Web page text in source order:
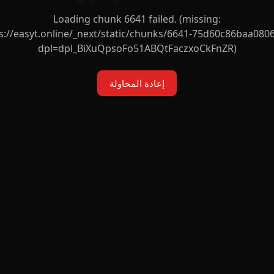
Loading chunk 6641 failed. (missing:
easyt.online/_next/static/chunks/6641-
dpl=dpl_BiXuQpsoFo51ABQtFaczxoCkFnZR)
إعادة المحاولة